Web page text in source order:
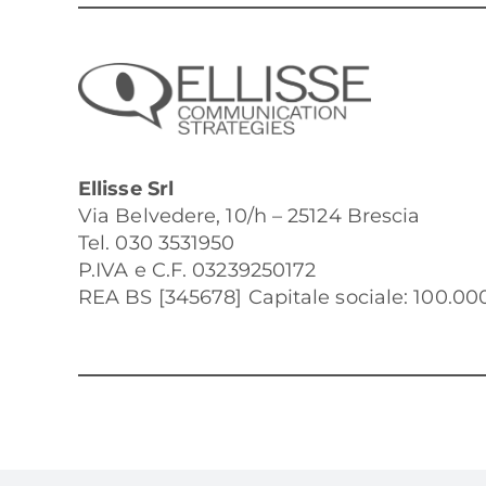
Ellisse Srl
Via Belvedere, 10/h – 25124 Brescia
Tel. 030 3531950
P.IVA e C.F. 03239250172
REA BS [345678] Capitale sociale: